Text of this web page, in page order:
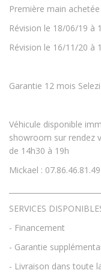
Première main
Révision le 18/06/19 à
Révision le 16/11/20 à
Garantie 12 mois
Véhicule disponible
showroom sur rendez
de 14h30 à 19h
Mickael : 07.86.46.81.49
SERVICES
- Financement
- Garantie
- Livraison dans toute